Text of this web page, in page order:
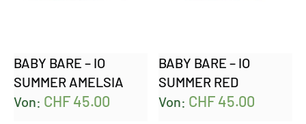
BABY BARE – IO
SUMMER AMELSIA
Von: CHF45.00
BABY BARE – IO
SUMMER RED
Von: CHF45.00